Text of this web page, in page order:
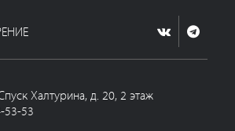
Халтурина, д. 20, 2 этаж
53-53